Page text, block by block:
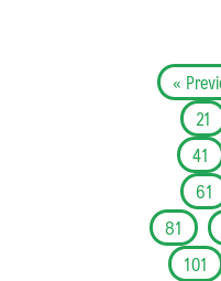
«
21
41
61
81
101